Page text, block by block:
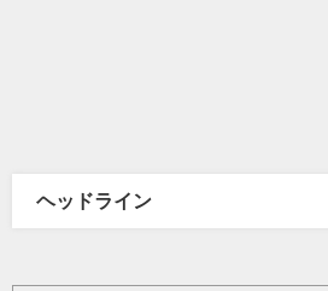
ヘッドライン